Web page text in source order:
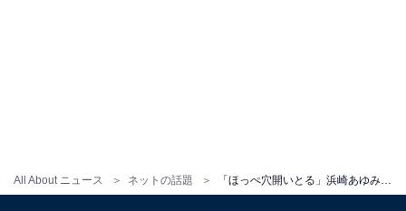
All About ニュース ネットの話題